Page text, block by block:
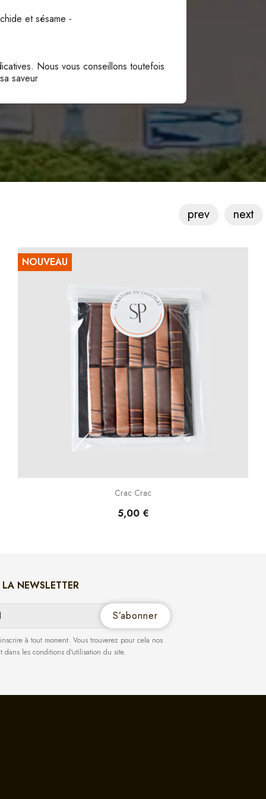
et sésame -
Nous vous conseillons toutefois
saveur
Crac Crac
5,00 €
NOUVEAU
prev next
NEWSLETTER
à tout moment. Vous trouverez pour cela nos
dans les conditions d'utilisation du site.